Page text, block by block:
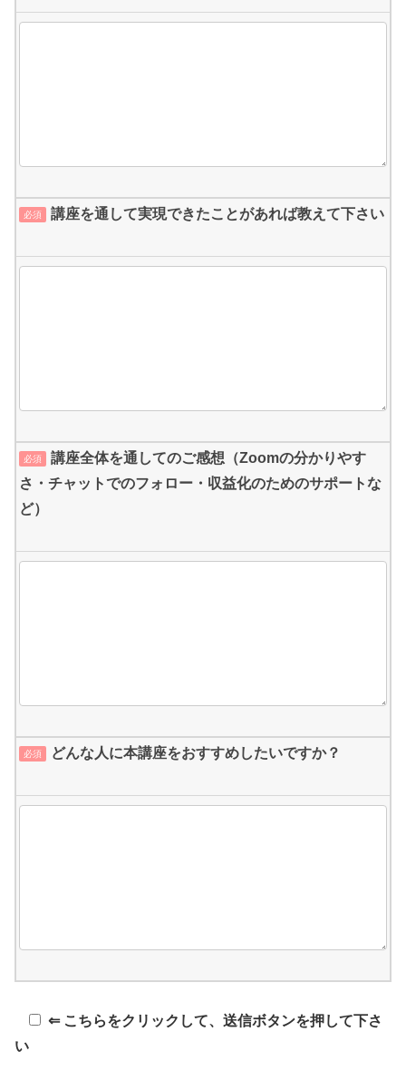
必須 講座を通して実現できたことがあれば教えて下さい
必須
講座全体を通してのご感想（Zoomの分かりやす
さ・チャットでのフォロー・収益化のためのサポートな
ど）
必須 どんな人に本講座をおすすめしたいですか？
⇐ こちらをクリックして、送信ボタンを押して下さ
い